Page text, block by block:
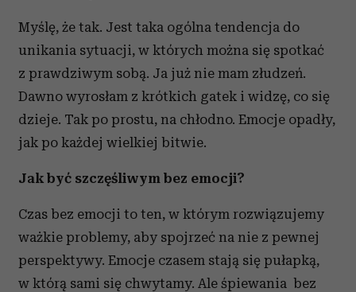
Myślę, że tak. Jest taka ogólna tendencja do
unikania sytuacji, w których można się spotkać
z prawdziwym sobą. Ja już nie mam złudzeń.
Dawno wyrosłam z krótkich gatek i widzę, co się
dzieje. Tak po prostu, na chłodno. Emocje opadły,
jak po każdej wielkiej bitwie.
Jak być szczęśliwym bez emocji?
Czas bez emocji to ten, w którym rozwiązujemy
ważkie problemy, aby spojrzeć na nie z pewnej
perspektywy. Emocje czasem stają się pułapką,
w którą sami się chwytamy. Ale śpiewania bez